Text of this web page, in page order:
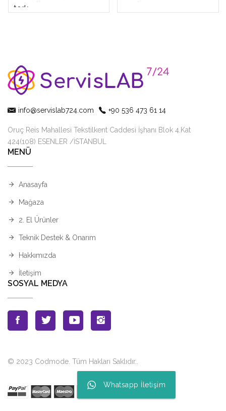
tork
info@servislab724.com +90 536 473 61 14
Oruç Reis Mahallesi Tekstilkent Caddesi İşhanı Blok 4.Kat
424(108) ESENLER /İSTANBUL
MENÜ
Anasayfa
Mağaza
2. El Ürünler
Teknik Destek & Onarım
Hakkımızda
İletişim
SOSYAL MEDYA
© 2023 Codmode. Tüm Hakları Saklıdır.
Whatsapp İletişim